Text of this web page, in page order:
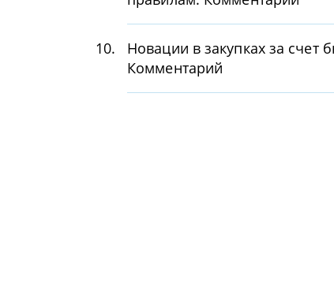
10.
Новации в закупках за счет
Комментарий